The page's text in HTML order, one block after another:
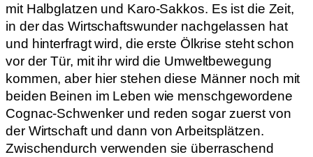
mit Halbglatzen und Karo-Sakkos. Es ist die Zeit,
in der das Wirtschaftswunder nachgelassen hat
und hinterfragt wird, die erste Ölkrise steht schon
vor der Tür, mit ihr wird die Umweltbewegung
kommen, aber hier stehen diese Männer noch mit
beiden Beinen im Leben wie menschgewordene
Cognac-Schwenker und reden sogar zuerst von
der Wirtschaft und dann von Arbeitsplätzen.
Zwischendurch verwenden sie überraschend